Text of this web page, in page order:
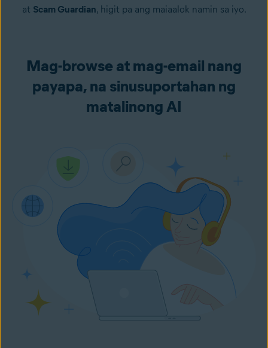
at Scam Guardian, higit pa ang maiaalok namin sa iyo.
Mag-browse at mag-email nang
payapa, na sinusuportahan ng
matalinong AI